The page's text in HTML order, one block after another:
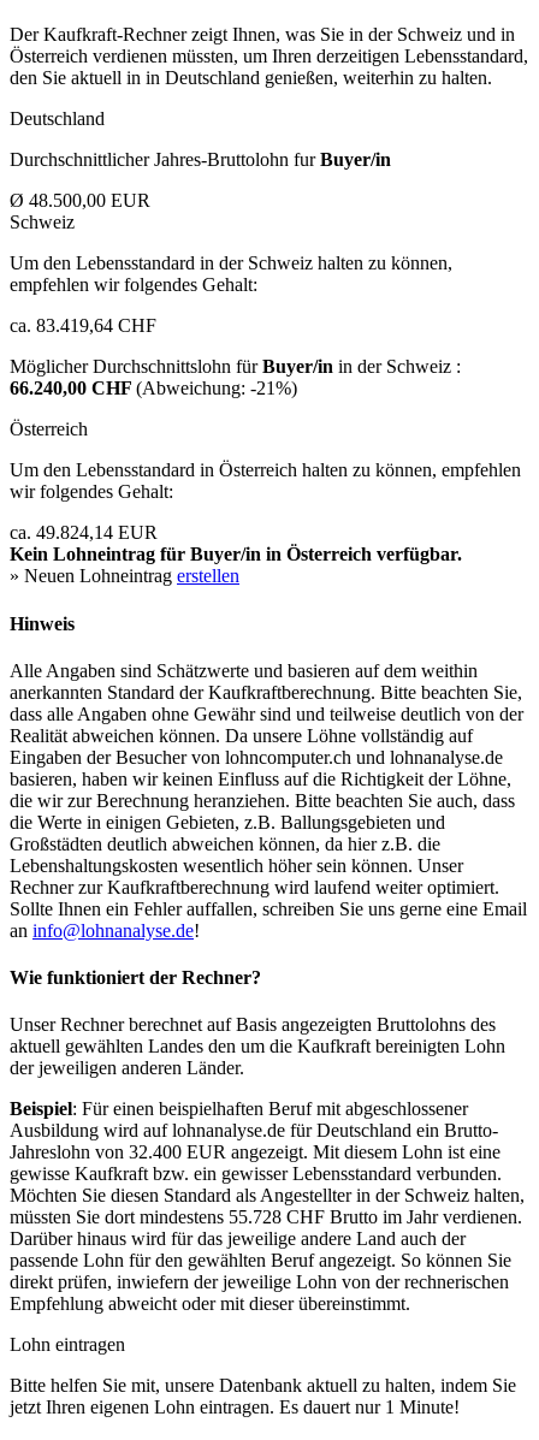
Der Kaufkraft-Rechner zeigt Ihnen, was Sie in der Schweiz und in
Österreich verdienen müssten, um Ihren derzeitigen Lebensstandard,
den Sie aktuell in in Deutschland genießen, weiterhin zu halten.
Deutschland
Durchschnittlicher Jahres-Bruttolohn furBuyer/in
Ø 48.500,00 EUR
Schweiz
Um den Lebensstandard in der Schweiz halten zu können,
empfehlen wir folgendes Gehalt:
ca. 83.419,64 CHF
Möglicher Durchschnittslohn fürBuyer/in in der Schweiz :
66.240,00 CHF (Abweichung: -21%)
Österreich
Um den Lebensstandard in Österreich halten zu können, empfehlen
wir folgendes Gehalt:
ca. 49.824,14 EUR
Kein Lohneintrag für Buyer/in in Österreich verfügbar.
» Neuen Lohneintrag erstellen
Hinweis
Alle Angaben sind Schätzwerte und basieren auf dem weithin
anerkannten Standard der Kaufkraftberechnung. Bitte beachten Sie,
dass alle Angaben ohne Gewähr sind und teilweise deutlich von der
Realität abweichen können. Da unsere Löhne vollständig auf
Eingaben der Besucher von lohncomputer.ch und lohnanalyse.de
basieren, haben wir keinen Einfluss auf die Richtigkeit der Löhne,
die wir zur Berechnung heranziehen. Bitte beachten Sie auch, dass
die Werte in einigen Gebieten, z.B. Ballungsgebieten und
Großstädten deutlich abweichen können, da hier z.B. die
Lebenshaltungskosten wesentlich höher sein können. Unser
Rechner zur Kaufkraftberechnung wird laufend weiter optimiert.
Sollte Ihnen ein Fehler auffallen, schreiben Sie uns gerne eine Email
an info@lohnanalyse.de!
Wie funktioniert der Rechner?
Unser Rechner berechnet auf Basis angezeigten Bruttolohns des
aktuell gewählten Landes den um die Kaufkraft bereinigten Lohn
der jeweiligen anderen Länder.
Beispiel: Für einen beispielhaften Beruf mit abgeschlossener
Ausbildung wird auf lohnanalyse.de für Deutschland ein Brutto-
Jahreslohn von 32.400 EUR angezeigt. Mit diesem Lohn ist eine
gewisse Kaufkraft bzw. ein gewisser Lebensstandard verbunden.
Möchten Sie diesen Standard als Angestellter in der Schweiz halten,
müssten Sie dort mindestens 55.728 CHF Brutto im Jahr verdienen.
Darüber hinaus wird für das jeweilige andere Land auch der
passende Lohn für den gewählten Beruf angezeigt. So können Sie
direkt prüfen, inwiefern der jeweilige Lohn von der rechnerischen
Empfehlung abweicht oder mit dieser übereinstimmt.
Lohn eintragen
Bitte helfen Sie mit, unsere Datenbank aktuell zu halten, indem Sie
jetzt Ihren eigenen Lohn eintragen. Es dauert nur 1 Minute!